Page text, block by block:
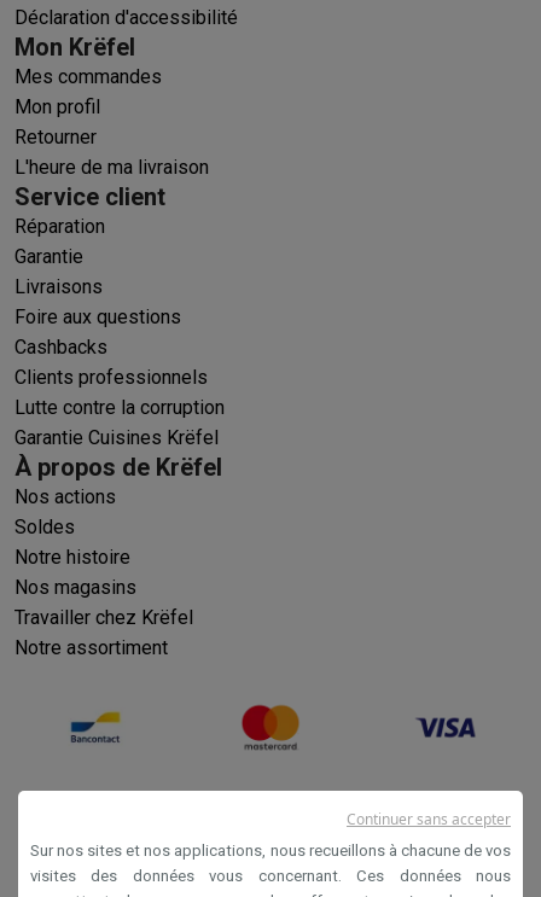
Déclaration d'accessibilité
Mon Krëfel
Mes commandes
Mon profil
Retourner
L'heure de ma livraison
Service client
Réparation
Garantie
Livraisons
Foire aux questions
Cashbacks
Clients professionnels
Lutte contre la corruption
Garantie Cuisines Krëfel
À propos de Krëfel
Nos actions
Soldes
Notre histoire
Nos magasins
Travailler chez Krëfel
Notre assortiment
Sur nos sites et nos applications, nous recueillons à chacune de vos
visites des données vous concernant. Ces données nous
Continuer sans accepter